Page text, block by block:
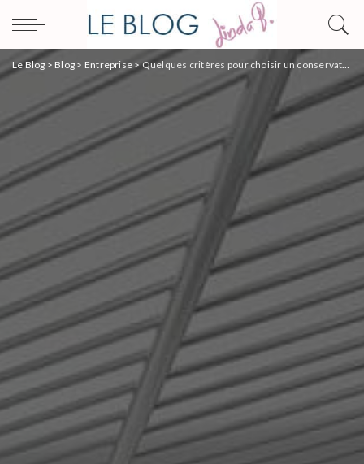
Le Blog > Blog > Entreprise >Quelques critères pour choisir un conservateur coffre et glacier professionnel